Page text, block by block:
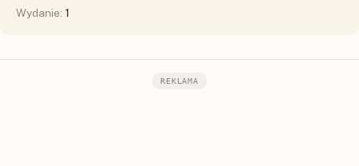
Wydanie: 1
REKLAMA